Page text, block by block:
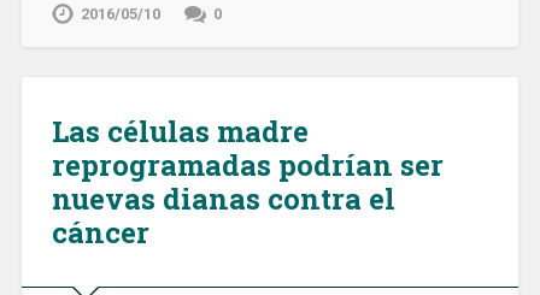
2016/05/10 0
Las células madre
reprogramadas podrían ser
nuevas dianas contra el
cáncer